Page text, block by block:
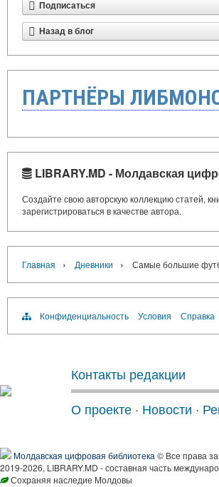
Подписаться
Назад в блог
ПАРТНЁРЫ
LIBRARY.MD - Молдавская
Создайте свою авторскую коллекцию статей,
зарегистрироваться в качестве автора.
Главная › Дневники › Самые большие
Конфиденциальность Условия Справка
Контакты редакции
О проекте · Новости ·
Молдавская цифровая библиотека © Все права
2019-2026, LIBRARY.MD - составная часть
Сохраняя наследие Молдовы